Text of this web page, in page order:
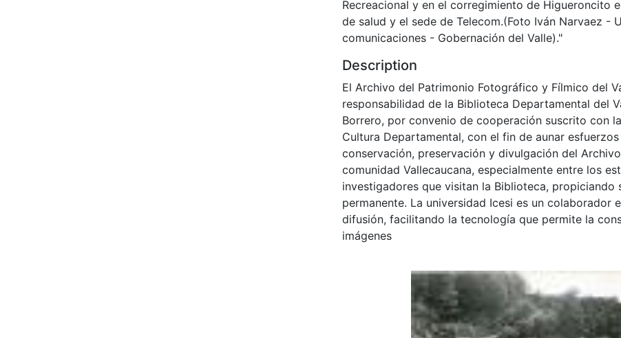
Recreacional y en el corregimiento de Higueroncito
de salud y el sede de Telecom.(Foto Iván Narvaez -
comunicaciones - Gobernación del Valle)."
Description
El Archivo del Patrimonio Fotográfico y Fílmico del
responsabilidad de la Biblioteca Departamental del
Borrero, por convenio de cooperación suscrito con
Cultura Departamental, con el fin de aunar
conservación, preservación y divulgación del
comunidad Vallecaucana, especialmente entre los
investigadores que visitan la Biblioteca, propiciando
permanente. La universidad Icesi es un colaborador
difusión, facilitando la tecnología que permite la
imágenes